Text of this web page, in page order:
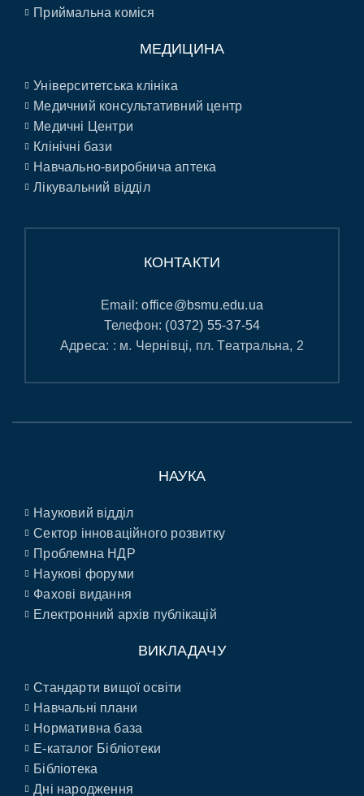
Приймальна коміся
МЕДИЦИНА
Університетська клініка
Медичний консультативний центр
Медичні Центри
Клінічні бази
Навчально-виробнича аптека
Лікувальний відділ
КОНТАКТИ
Email:office@bsmu.edu.ua
Телефон: (0372) 55-37-54
Адреса: : м. Чернівці, пл. Театральна, 2
НАУКА
Науковий відділ
Сектор інноваційного розвитку
Проблемна НДР
Наукові форуми
Фахові видання
Електронний архів публікацій
ВИКЛАДАЧУ
Стандарти вищої освіти
Навчальні плани
Нормативна база
E-каталог Бібліотеки
Бібліотека
Дні народження